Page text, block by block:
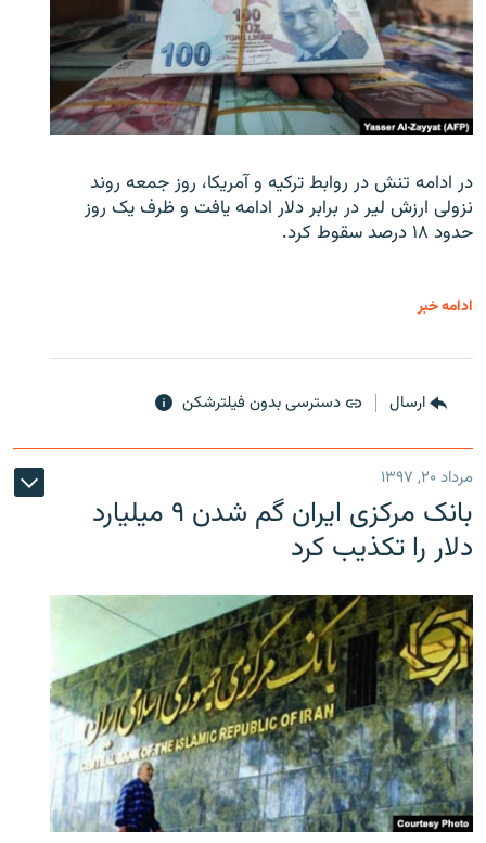
در ادامه تنش در روابط ترکیه و آمریکا، روز جمعه روند
نزولی ارزش لیر در برابر دلار ادامه یافت و ظرف یک روز
حدود ۱۸ درصد سقوط کرد.
ادامه خبر
ارسال دسترسی بدون فیلترشکن
مرداد ۲۰, ۱۳۹۷
بانک مرکزی ایران گم شدن ۹ میلیارد
دلار را تکذیب کرد